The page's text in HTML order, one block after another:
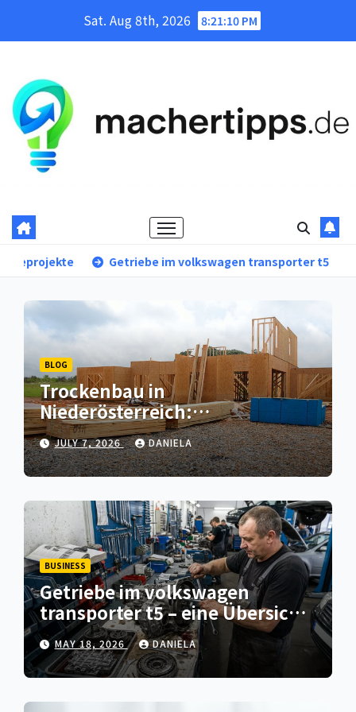
Sat. Aug 8th, 2026 8:21:12 PM
volkswagen transporter t5 – eine Übersicht typischer
BLOG
Trockenbau in
Niederösterreich:
Fachgerechter Innenausbau
für Wohn- und
Gewerbeprojekte
JULY 7, 2026 DANIELA
BUSINESS
Getriebe im volkswagen
transporter t5 – eine Übersicht
typischer verschleißprobleme
MAY 18, 2026 DANIELA